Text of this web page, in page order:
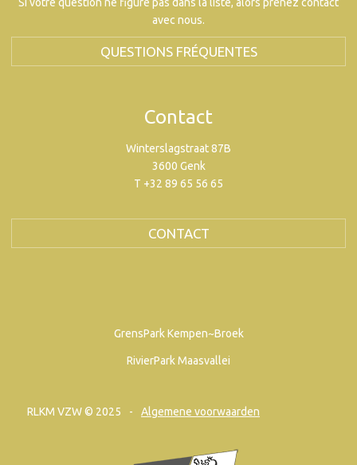
avec nous.
QUESTIONS FRÉQUENTES
Contact
Winterslagstraat 87B
3600 Genk
T +32 89 65 56 65
CONTACT
GrensPark Kempen~Broek
RivierPark Maasvallei
RLKM VZW © 2025 Algemene voorwaarden